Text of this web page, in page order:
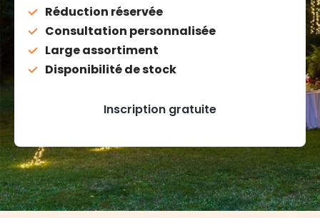
Réduction réservée
Consultation personnalisée
Large assortiment
Disponibilité de stock
Inscription gratuite